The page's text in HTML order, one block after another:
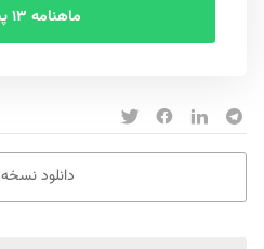
ماهنامه ۱۳ پیوست
دانلود نسخه PDF